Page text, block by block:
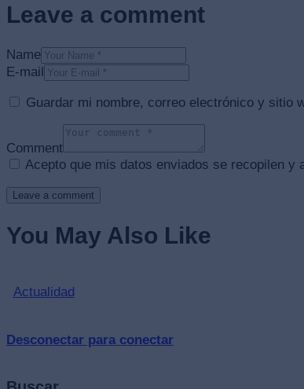
Leave a comment
Name
E-mail
Guardar mi nombre, correo electrónico y sitio
Comment
Acepto que mis datos enviados se recopilen y
You May Also Like
Actualidad
Desconectar para conectar